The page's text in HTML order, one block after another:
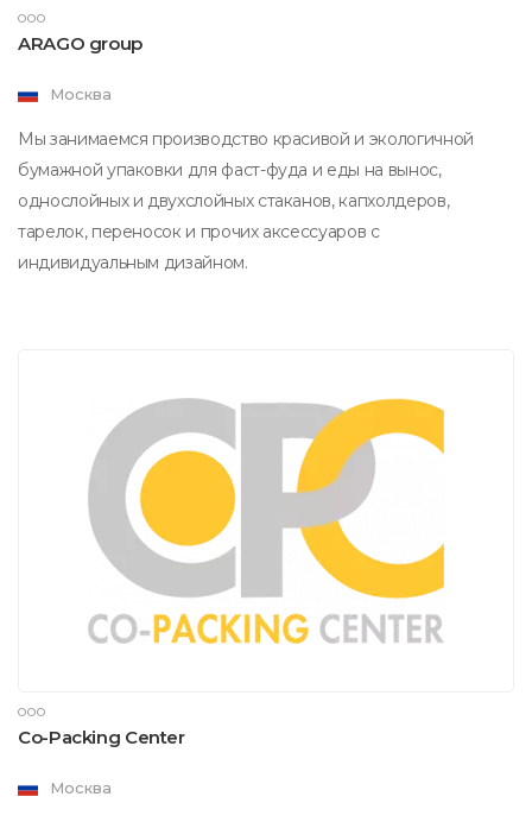
ООО
ARAGO group
Москва
Мы занимаемся производство красивой и экологичной
бумажной упаковки для фаст-фуда и еды на вынос,
однослойных и двухслойных стаканов, капхолдеров,
тарелок, переносок и прочих аксессуаров с
индивидуальным дизайном.
ООО
Co-Packing Center
Москва